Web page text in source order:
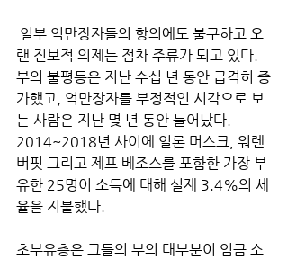
랜 진보적 의제는 점차 주류가 되고 있다.
부의 불평등은 지난 수십 년 동안 급격히 증
가했고, 억만장자를 부정적인 시각으로 보
는 사람은 지난 몇 년 동안 늘어났다.
2014~2018년 사이에 일론 머스크, 워렌
버핏 그리고 제프 베조스를 포함한 가장 부
유한 25명이 소득에 대해 실제 3.4%의 세
율을 지불했다.
초부유층은 그들의 부의 대부분이 임금 소